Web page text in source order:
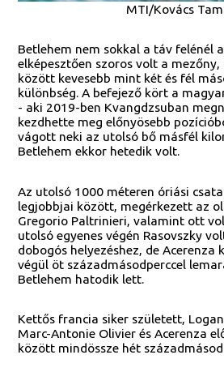
MTI/Kovács
Betlehem nem sokkal a táv felénél
elképesztően szoros volt a
között kevesebb mint két és fél
különbség. A befejező kört a
- aki 2019-ben Kvangdzsuban
kezdhette meg előnyösebb
vágott neki az utolsó bő másfél
Betlehem ekkor hetedik volt.
Az utolsó 1000 méteren óriási
legjobbjai között, megérkezett az
Gregorio Paltrinieri, valamint ott
utolsó egyenes végén Rasovszky
dobogós helyezéshez, de
végül öt századmásodperccel
Betlehem hatodik lett.
Kettős francia siker született,
Marc-Antonie Olivier és Acerenza
között mindössze hét